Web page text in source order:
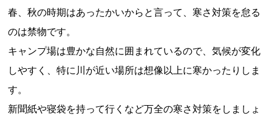
春、秋の時期はあったかいからと言って、寒さ対策を怠る
のは禁物です。
キャンプ場は豊かな自然に囲まれているので、気候が変化
しやすく、特に川が近い場所は想像以上に寒かったりしま
す。
新聞紙や寝袋を持って行くなど万全の寒さ対策をしましょ